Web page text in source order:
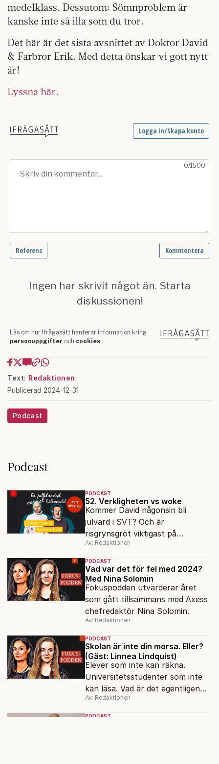
medelklass. Dessutom: Sömnproblem är
kanske inte så illa som du tror.
Det här är det sista avsnittet av Doktor David
& Farbror Erik. Med detta önskar vi gott nytt
år!
Lyssna här.
Text: Redaktionen
Publicerad 2024-12-31
Podcast
Podcast
PODCAST
52. Verkligheten vs woke
Kommer David någonsin bli
julvärd i SVT? Och är
risgrynsgröt viktigast på
julbordet? Doktor David och
Farbror Erik ordinerar en riktigt
god jul till alla lyssnare.
Av: Redaktionen
PODCAST
Vad var det för fel med 2024?
Med Nina Solomin
Fokuspodden utvärderar året
som gått tillsammans med Axess
chefredaktör Nina Solomin.
Av: Redaktionen
PODCAST
Skolan är inte din morsa. Eller?
(Gäst: Linnea Lindquist)
Elever som inte kan räkna.
Universitetsstudenter som inte
kan läsa. Vad är det egentligen
för fel på skolan? Förortsrektorn
Linnea Lindquist gästar
Av: Redaktionen
PODCAST